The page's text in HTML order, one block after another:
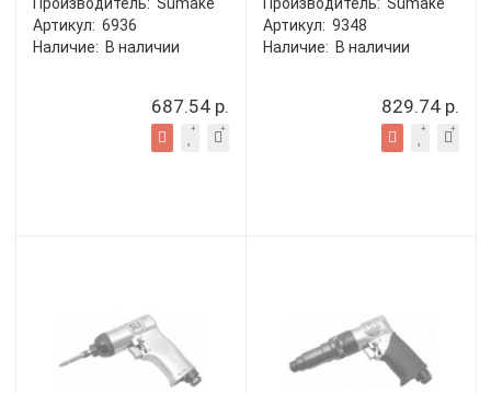
Артикул: 6936
Наличие: В наличии
687.54 р.
Артикул: 9348
Наличие: В наличии
829.74 р.